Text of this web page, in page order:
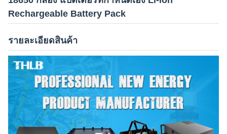
Rechargeable Battery Pack
รายละเอียดสินค้า